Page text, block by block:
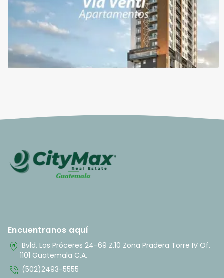
Encuentranos aquí
home_pin Bvld. Los Próceres 24-69 Z.10 Zona Pradera Torre IV Of.
1101 Guatemala C.A.
phone_in_talk (502)2493-5555